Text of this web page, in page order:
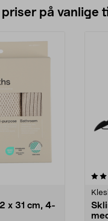
på vanlige
x 31 cm, 4-